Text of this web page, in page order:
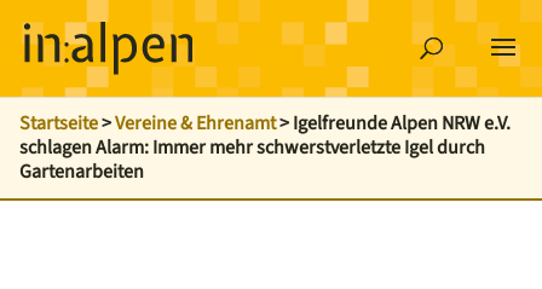
Startseite>Vereine & Ehrenamt>Igelfreunde Alpen NRW e.V.
schlagen Alarm: Immer mehr schwerstverletzte Igel durch
Gartenarbeiten